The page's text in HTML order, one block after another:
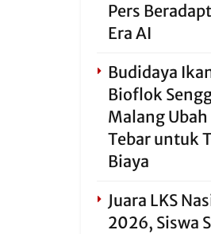
Pers
Era AI
Budidaya
Bioflok
Malang Ubah
Tebar untuk
Biaya
Juara LKS
2026, Siswa